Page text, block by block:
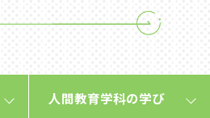
人間教育学科の学び